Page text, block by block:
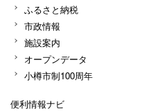
ふるさと納税
市政情報
施設案内
オープンデータ
小樽市制100周年
便利情報ナビ